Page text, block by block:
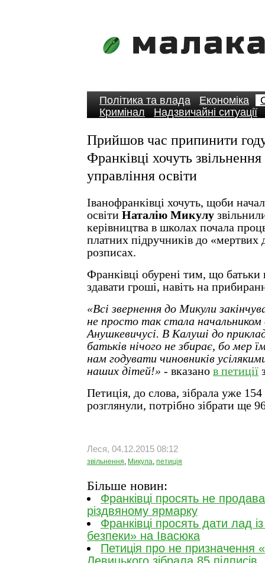
Політика та влада Економіка
Кримінал
Надзвичайні ситуації
Прийшов час припинити
Франківці хочуть
управління освіти
Іванофранківці хочуть, щоби
освіти Наталію Микулу
керівництва в школах почала
платних підручників до
розписах.
Франківці обурені тим, що
здавати гроші, навіть на
«Всі звернення до Микули
не просто так стала начальником
Анушкевичусі. В Калуші до
батьків нічого не збирає, бо мер
нам годувати чиновників
наших дітей!» - вказано в петиції
Петиція, до слова, зібрала уже
розглянули, потрібно зібрати ще
Леся, 04.12.2015 08:12
звільнення, Микула, петиція
Більше новин:
Франківці просять не
різдвяному ярмарку
Франківці просять дати лад
безпеки» на Івасюка
Петиція про не призначення